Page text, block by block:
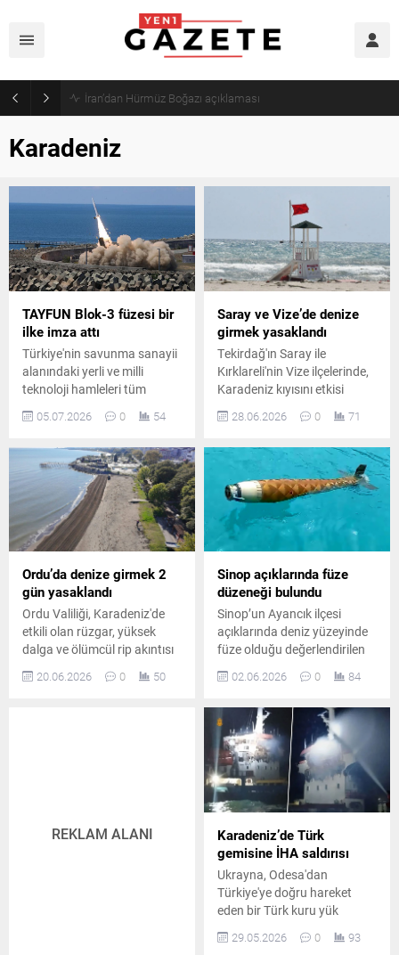
Öğrenci affı yürürlüğe girdi!
Karadeniz
TAYFUN Blok-3 füzesi bir
ilke imza attı
Türkiye'nin savunma sanayii
alanındaki yerli ve milli
teknoloji hamleleri tüm
imkanlarla geliştirilen
gerçekleştirilen test atışında
çok kritik bir başarıya imza
attı.
05.07.2026 0 54
Saray ve Vize’de denize
girmek yasaklandı
Tekirdağ'ın Saray ile
Kırklareli'nin Vize ilçelerinde,
Karadeniz kıyısını etkisi
deniz şartları nedeniyle
ve kaymakamlık kararıyla
yasaklandığı açıklandı.
28.06.2026 0 71
Ordu’da denize girmek 2
gün yasaklandı
Ordu Valiliği, Karadeniz'de
etkili olan rüzgar, yüksek
dalga ve ölümcül rip akıntısı
riski nedeniyle il genelindeki
tüm sahillerde denize girmeyi
20.06.2026 0 50
Sinop açıklarında füze
düzeneği bulundu
Sinop’un Ayancık ilçesi
açıklarında deniz yüzeyinde
füze olduğu değerlendirilen
askeri bir cisim bulundu.
Bölgede geniş güvenlik
esrarengiz cisim incelenmek
üzere muhafaza altına alındı.
02.06.2026 0 84
REKLAM ALANI
Karadeniz’de Türk
gemisine İHA saldırısı
Ukrayna, Odesa'dan
Türkiye'ye doğru hareket
eden bir Türk kuru yük
vurulduğunu bildirdi. Kiev
29.05.2026 0 93